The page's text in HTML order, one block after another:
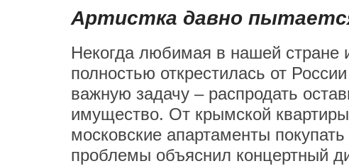
Артистка давно
Некогда любимая в нашей стране
полностью открестилась от
важную задачу – распродать
имущество. От крымской
московские апартаменты
проблемы объяснил концертный